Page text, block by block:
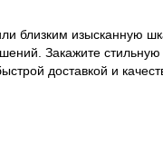
близким изысканную
Закажите
доставкой и